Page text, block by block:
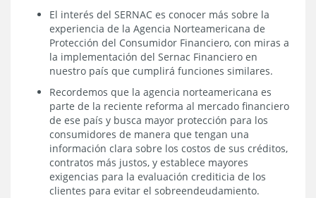
El interés del SERNAC es conocer más sobre la
experiencia de la Agencia Norteamericana de
Protección del Consumidor Financiero, con miras a
la implementación del Sernac Financiero en
nuestro país que cumplirá funciones similares.
Recordemos que la agencia norteamericana es
parte de la reciente reforma al mercado financiero
de ese país y busca mayor protección para los
consumidores de manera que tengan una
información clara sobre los costos de sus créditos,
contratos más justos, y establece mayores
exigencias para la evaluación crediticia de los
clientes para evitar el sobreendeudamiento.